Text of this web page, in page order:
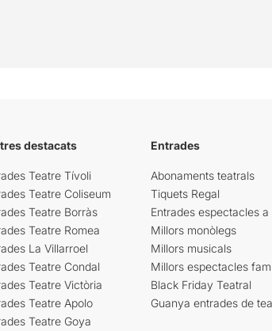
destacats
Teatre Tívoli
Teatre Coliseum
Teatre Borràs
Teatre Romea
La Villarroel
Teatre Condal
Teatre Victòria
Teatre Apolo
Teatre Goya
Entrades
Abonaments teatrals
Tiquets Regal
Entrades espectacles
Millors monòlegs
Millors musicals
Millors espectacles
Black Friday Teatral
Guanya entrades de